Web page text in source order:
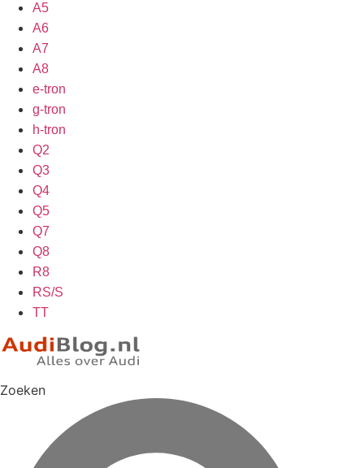
A5
A6
A7
A8
e-tron
g-tron
h-tron
Q2
Q3
Q4
Q5
Q7
Q8
R8
RS/S
TT
Zoeken